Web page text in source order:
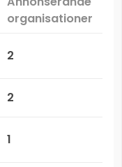
organisationer
2
2
1